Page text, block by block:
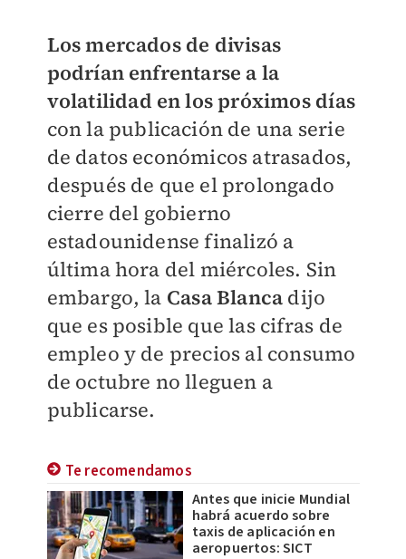
Los mercados de divisas
podrían enfrentarse a la
volatilidad en los próximos días
con la publicación de una serie
de datos económicos atrasados,
después de que el prolongado
cierre del gobierno
estadounidense finalizó a
última hora del miércoles. Sin
embargo, la Casa Blanca dijo
que es posible que las cifras de
empleo y de precios al consumo
de octubre no lleguen a
publicarse.
Te recomendamos
Antes que inicie Mundial
habrá acuerdo sobre
taxis de aplicación en
aeropuertos: SICT